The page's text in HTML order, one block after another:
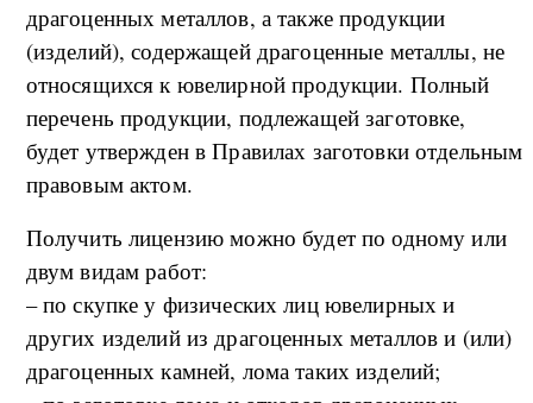
драгоценных металлов, а также продукции
(изделий), содержащей драгоценные металлы, не
относящихся к ювелирной продукции. Полный
перечень продукции, подлежащей заготовке,
будет утвержден в Правилах заготовки отдельным
правовым актом.
Получить лицензию можно будет по одному или
двум видам работ:
– по скупке у физических лиц ювелирных и
других изделий из драгоценных металлов и (или)
драгоценных камней, лома таких изделий;